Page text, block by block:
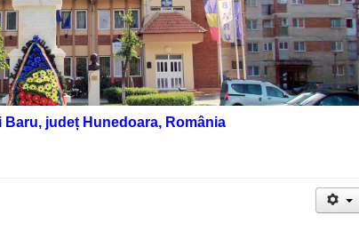
Baru, județ Hunedoara, România